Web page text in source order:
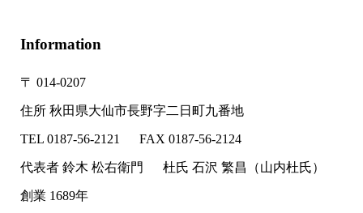
Information
〒 014-0207
住所 秋田県大仙市長野字二日町九番地
TEL 0187-56-2121 FAX 0187-56-2124
代表者 鈴木 松右衛門 杜氏 石沢 繁昌（山内杜氏）
創業 1689年